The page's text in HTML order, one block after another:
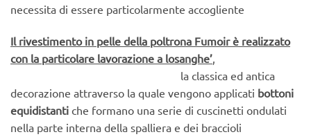
necessita di essere particolarmente accogliente
Il rivestimento in pelle della poltrona Fumoir è realizzato
con la particolare lavorazione a losanghe’,
la classica ed antica
decorazione attraverso la quale vengono applicati bottoni
equidistanti che formano una serie di cuscinetti ondulati
nella parte interna della spalliera e dei braccioli